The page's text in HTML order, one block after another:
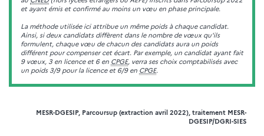
et ayant émis et confirmé au moins un vœu en phase principale.
La méthode utilisée ici attribue un même poids à chaque candidat.
Ainsi, si deux candidats diffèrent dans le nombre de vœux qu'ils
formulent, chaque vœu de chacun des candidats aura un poids
différent pour compenser cet écart. Par exemple, un candidat ayant fait
9 vœux, 3 en licence et 6 en CPGE, verra ses choix comptabilisés avec
un poids 3/9 pour la licence et 6/9 en CPGE.
MESR-DGESIP, Parcoursup (extraction avril 2022), traitement MESR-
DGESIP/DGRI-SIES